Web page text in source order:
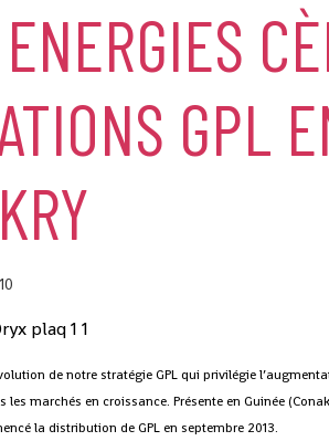
GPL
de notre stratégie GPL qui privilégie
les marchés en croissance. Présente en Guinée
la distribution de GPL en septembre 2013.